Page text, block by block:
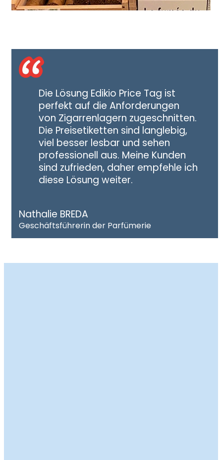
Die Lösung Edikio Price Tag ist
perfekt auf die Anforderungen
von Zigarrenlagern zugeschnitten.
Die Preisetiketten sind langlebig,
viel besser lesbar und sehen
professionell aus. Meine Kunden
sind zufrieden, daher empfehle ich
diese Lösung weiter.
Nathalie BREDA
Geschäftsführerin der Parfümerie